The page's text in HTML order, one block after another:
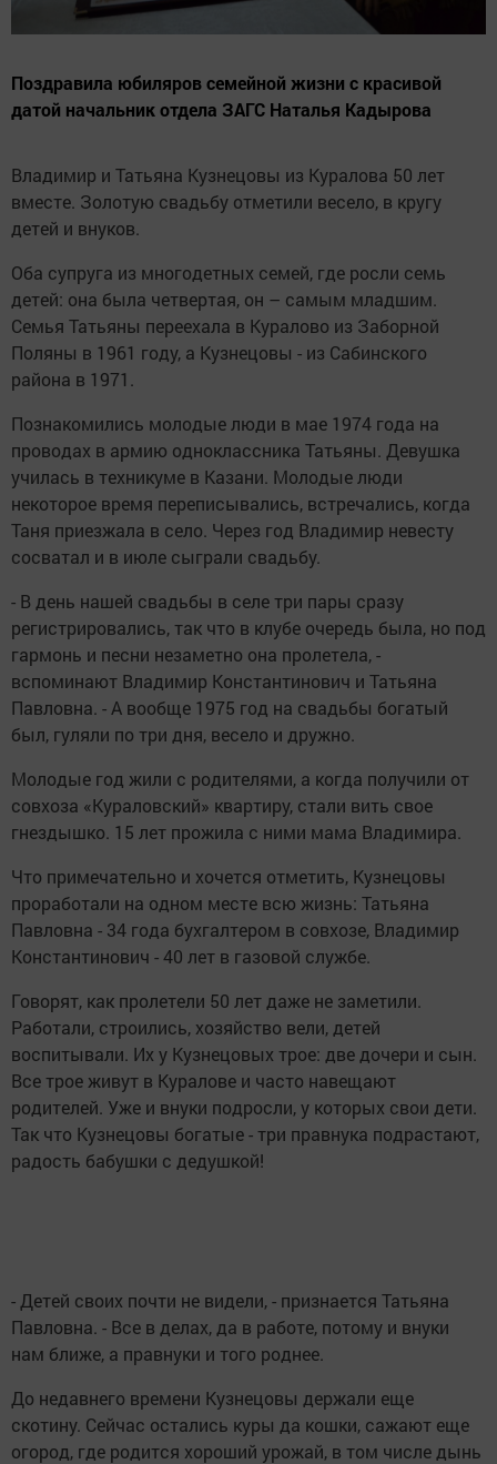
Поздравила юбиляров семейной жизни с красивой
датой начальник отдела ЗАГС Наталья Кадырова
Владимир и Татьяна Кузнецовы из Куралова 50 лет
вместе. Золотую свадьбу отметили весело, в кругу
детей и внуков.
Оба супруга из многодетных семей, где росли семь
детей: она была четвертая, он – самым младшим.
Семья Татьяны переехала в Куралово из Заборной
Поляны в 1961 году, а Кузнецовы - из Сабинского
района в 1971.
Познакомились молодые люди в мае 1974 года на
проводах в армию одноклассника Татьяны. Девушка
училась в техникуме в Казани. Молодые люди
некоторое время переписывались, встречались, когда
Таня приезжала в село. Через год Владимир невесту
сосватал и в июле сыграли свадьбу.
- В день нашей свадьбы в селе три пары сразу
регистрировались, так что в клубе очередь была, но под
гармонь и песни незаметно она пролетела, -
вспоминают Владимир Константинович и Татьяна
Павловна. - А вообще 1975 год на свадьбы богатый
был, гуляли по три дня, весело и дружно.
Молодые год жили с родителями, а когда получили от
совхоза «Кураловский» квартиру, стали вить свое
гнездышко. 15 лет прожила с ними мама Владимира.
Что примечательно и хочется отметить, Кузнецовы
проработали на одном месте всю жизнь: Татьяна
Павловна - 34 года бухгалтером в совхозе, Владимир
Константинович - 40 лет в газовой службе.
Говорят, как пролетели 50 лет даже не заметили.
Работали, строились, хозяйство вели, детей
воспитывали. Их у Кузнецовых трое: две дочери и сын.
Все трое живут в Куралове и часто навещают
родителей. Уже и внуки подросли, у которых свои дети.
Так что Кузнецовы богатые - три правнука подрастают,
радость бабушки с дедушкой!
- Детей своих почти не видели, - признается Татьяна
Павловна. - Все в делах, да в работе, потому и внуки
нам ближе, а правнуки и того роднее.
До недавнего времени Кузнецовы держали еще
скотину. Сейчас остались куры да кошки, сажают еще
огород, где родится хороший урожай, в том числе дынь